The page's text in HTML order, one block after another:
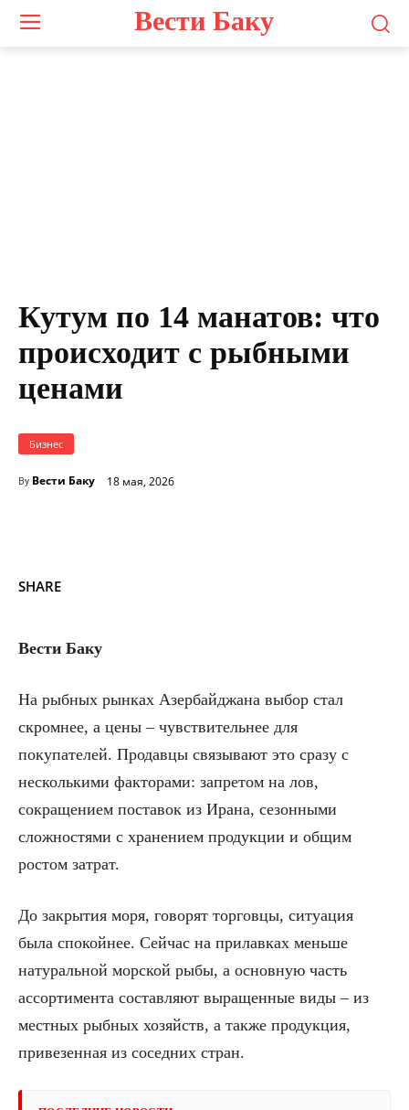
Вести Баку
Кутум по 14 манатов: что
происходит с рыбными
ценами
Бизнес
By Вести Баку 18 мая, 2026
SHARE
Вести Баку
На рыбных рынках Азербайджана выбор стал
скромнее, а цены – чувствительнее для
покупателей. Продавцы связывают это сразу с
несколькими факторами: запретом на лов,
сокращением поставок из Ирана, сезонными
сложностями с хранением продукции и общим
ростом затрат.
До закрытия моря, говорят торговцы, ситуация
была спокойнее. Сейчас на прилавках меньше
натуральной морской рыбы, а основную часть
ассортимента составляют выращенные виды – из
местных рыбных хозяйств, а также продукция,
привезенная из соседних стран.